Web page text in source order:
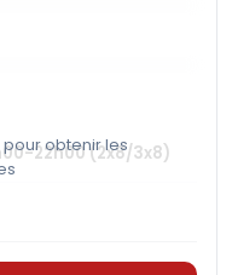
obtenir les
22h00 (2x8/3x8)